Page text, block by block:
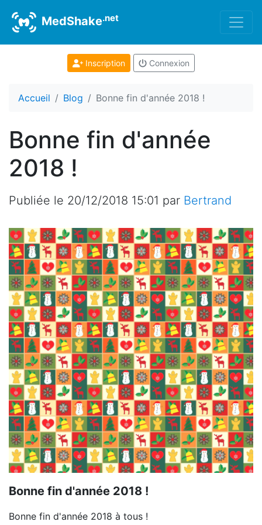
MedShake.net
Inscription Connexion
Accueil Blog Bonne fin d'année 2018 !
Bonne fin d'année
2018 !
Publiée le 20/12/2018 15:01 par Bertrand
Bonne fin d'année 2018 !
Bonne fin d'année 2018 à tous !